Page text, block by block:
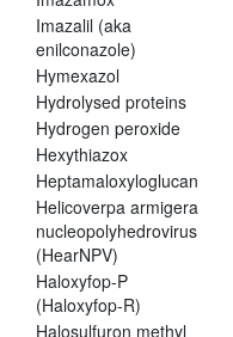
Imazalil (aka
enilconazole)
Hymexazol
Hydrolysed proteins
Hydrogen peroxide
Hexythiazox
Heptamaloxyloglucan
Helicoverpa armigera
nucleopolyhedrovirus
(HearNPV)
Haloxyfop-P
(Haloxyfop-R)
Halosulfuron methyl